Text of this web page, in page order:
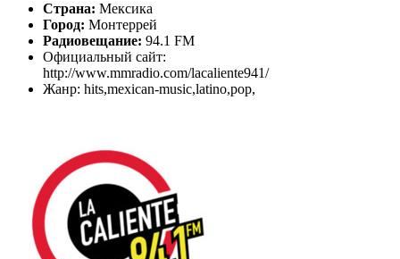
Страна: Мексика
Город: Монтеррей
Радиовещание: 94.1 FM
Официальный сайт:
http://www.mmradio.com/lacaliente941/
Жанр: hits,mexican-music,latino,pop,